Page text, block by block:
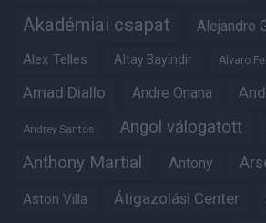
Akadémiai csapat Alejandro
Alex Telles Altay Bayindir Alvaro
Amad Diallo Andre Onana
Andrey Santos Angol válogatott
Anthony Martial Antony
Aston Villa Átigazolási Center